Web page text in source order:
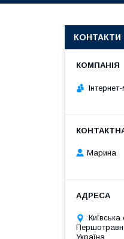
КОНТАКТИ
Марина
Україна